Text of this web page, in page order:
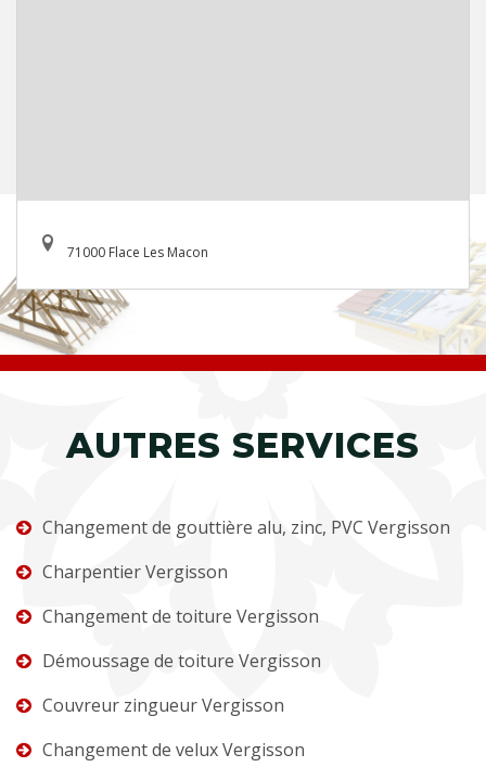
71000 Flace Les Macon
AUTRES SERVICES
Changement de gouttière alu, zinc, PVC Vergisson
Charpentier Vergisson
Changement de toiture Vergisson
Démoussage de toiture Vergisson
Couvreur zingueur Vergisson
Changement de velux Vergisson